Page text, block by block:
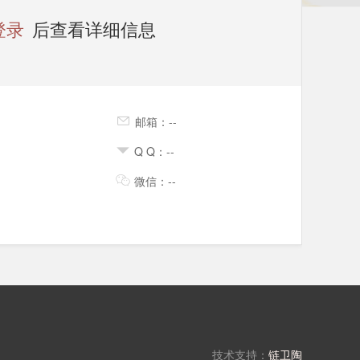
录 后查看详细信息
邮箱：--
Q Q：--
微信：--
技术支持： 链卫陶